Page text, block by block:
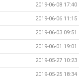
2019-06-08 17:40
2019-06-06 11:15
2019-06-03 09:51
2019-06-01 19:01
2019-05-27 10:23
2019-05-25 18:34